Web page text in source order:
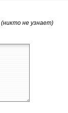
(никто не узнает)